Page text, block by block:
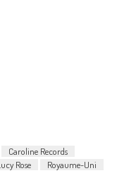
Caroline Records
Rose Royaume-Uni